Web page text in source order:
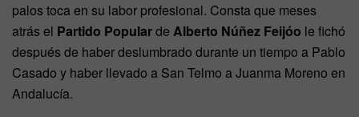
palos toca en su labor profesional. Consta que meses
atrás el Partido Popularde Alberto Núñez Feijóo le fichó
después de haber deslumbrado durante un tiempo a Pablo
Casado y haber llevado a San Telmo a Juanma Moreno en
Andalucía.